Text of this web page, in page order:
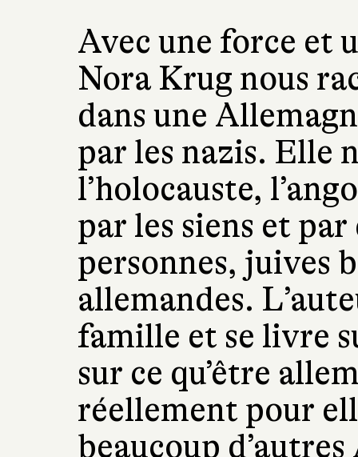
Avec une force et
Nora Krug nous
dans une
par les nazis. Elle
l’holocauste,
par les siens et
personnes, juives
allemandes.
famille et se livre
sur ce qu’être
réellement pour
beaucoup